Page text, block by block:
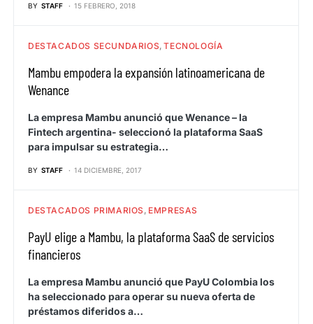
BY STAFF 15 FEBRERO, 2018
DESTACADOS SECUNDARIOS TECNOLOGÍA
Mambu empodera la expansión latinoamericana de
Wenance
La empresa Mambu anunció que Wenance – la
Fintech argentina- seleccionó la plataforma SaaS
para impulsar su estrategia…
BY STAFF 14 DICIEMBRE, 2017
DESTACADOS PRIMARIOS EMPRESAS
PayU elige a Mambu, la plataforma SaaS de servicios
financieros
La empresa Mambu anunció que PayU Colombia los
ha seleccionado para operar su nueva oferta de
préstamos diferidos a…